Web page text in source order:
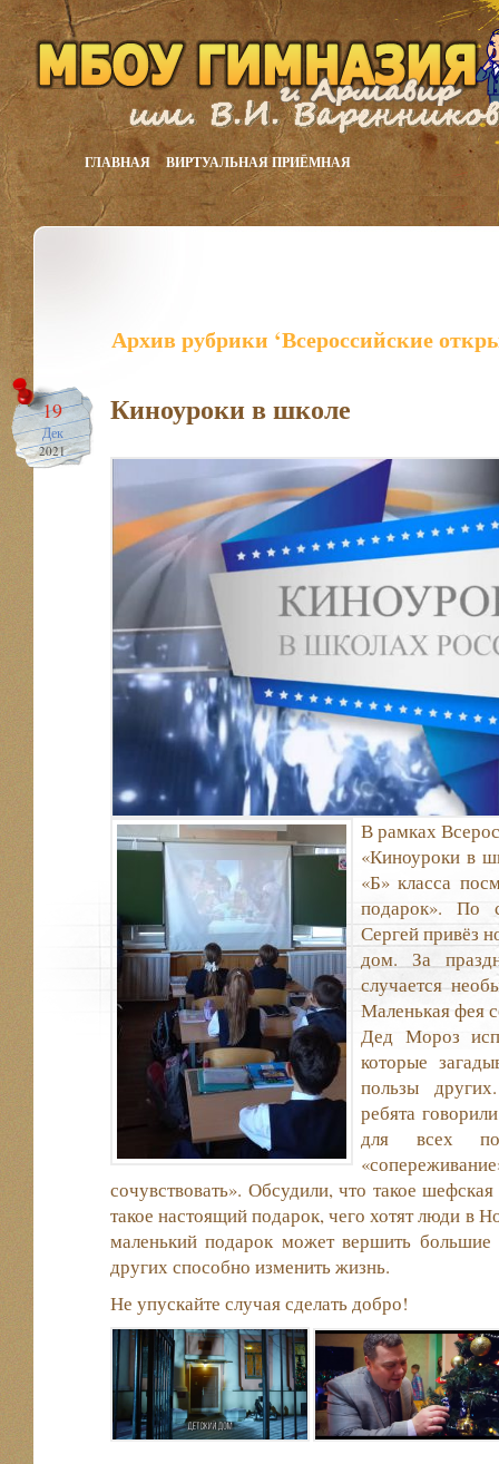
ГЛАВНАЯ ВИРТУАЛЬНАЯ ПРИЁМНАЯ
Архив рубрики ‘Всероссийские
19
Дек
2021
Киноуроки в школе
В рамках
«Киноуроки в
«Б» класса
подарок». По
Сергей привёз
дом. За
случается
Маленькая фея
Дед Мороз
которые
пользы
ребята
для всех
сочувствовать». Обсудили, что такое
такое настоящий подарок, чего хотят люди в
маленький подарок может вершить
других способно изменить жизнь.
Не упускайте случая сделать добро!